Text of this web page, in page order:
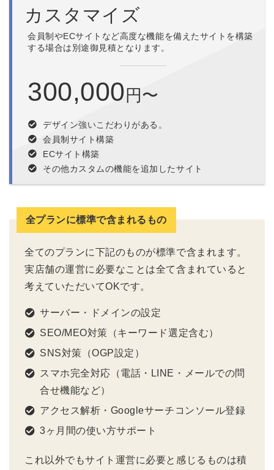
カスタマイズ
会員制やECサイトなど高度な機能を備えたサイトを構築
する場合は別途御見積となります。
300,000円〜
デザイン強いこだわりがある。
会員制サイト構築
ECサイト構築
その他カスタムの機能を追加したサイト
全プランに標準で含まれるもの
全てのプランに下記のものが標準で含まれます。
実店舗の運営に必要なことは全て含まれていると
考えていただいてOKです。
サーバー・ドメインの設定
SEO/MEO対策（キーワード選定含む）
SNS対策（OGP設定）
スマホ完全対応（電話・LINE・メールでの問
合せ機能など）
アクセス解析・Googleサーチコンソール登録
3ヶ月間の使い方サポート
これ以外でもサイト運営に必要と感じるものは積